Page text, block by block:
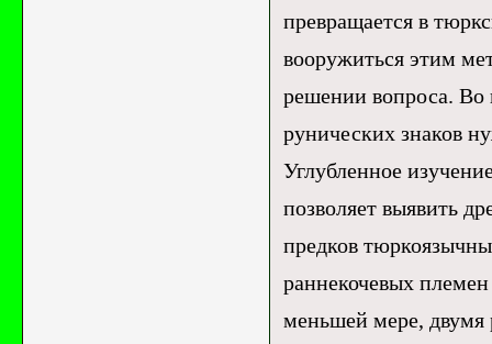
превращается в
вооружиться этим
решении вопроса. Во
рунических знаков
Углубленное
позволяет выявить
предков
раннекочевых
меньшей мере,